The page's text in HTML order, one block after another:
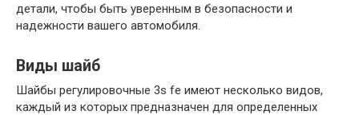
детали, чтобы быть уверенным в безопасности и
надежности вашего автомобиля.
Виды шайб
Шайбы регулировочные 3s fe имеют несколько видов,
каждый из которых предназначен для определенных